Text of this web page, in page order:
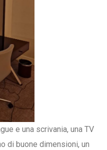
e una scrivania, una TV
di buone dimensioni, un